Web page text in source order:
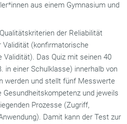
aus einem Gymnasium und
der Reliabilität
Validität (konfirmatorische
Validität). Das Quiz mit seinen 40
in einer Schulklasse) innerhalb von
werden und stellt fünf Messwerte
Gesundheitskompetenz und jeweils
Prozesse (Zugriff,
Damit kann der Test zur